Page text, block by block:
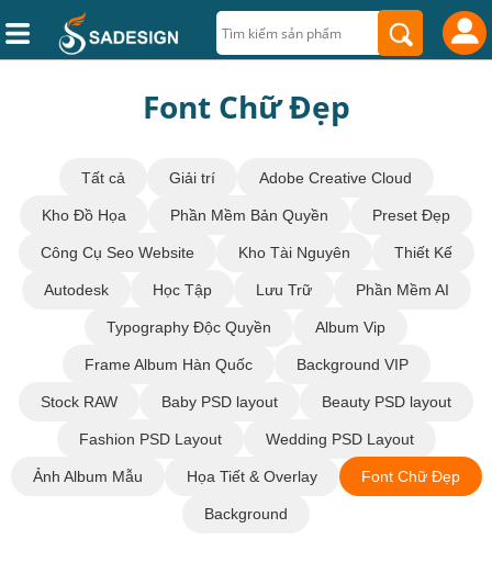
Font Chữ Đẹp
Tất cả Giải trí Adobe Creative Cloud
Kho Đồ Họa Phần Mềm Bản Quyền Preset Đẹp
Công Cụ Seo Website Kho Tài Nguyên Thiết Kế
Autodesk Học Tập Lưu Trữ Phần Mềm AI
Typography Độc Quyền Album Vip
Frame Album Hàn Quốc Background VIP
Stock RAW Baby PSD layout Beauty PSD layout
Fashion PSD Layout Wedding PSD Layout
Ảnh Album Mẫu Họa Tiết & Overlay Font Chữ Đẹp
Background